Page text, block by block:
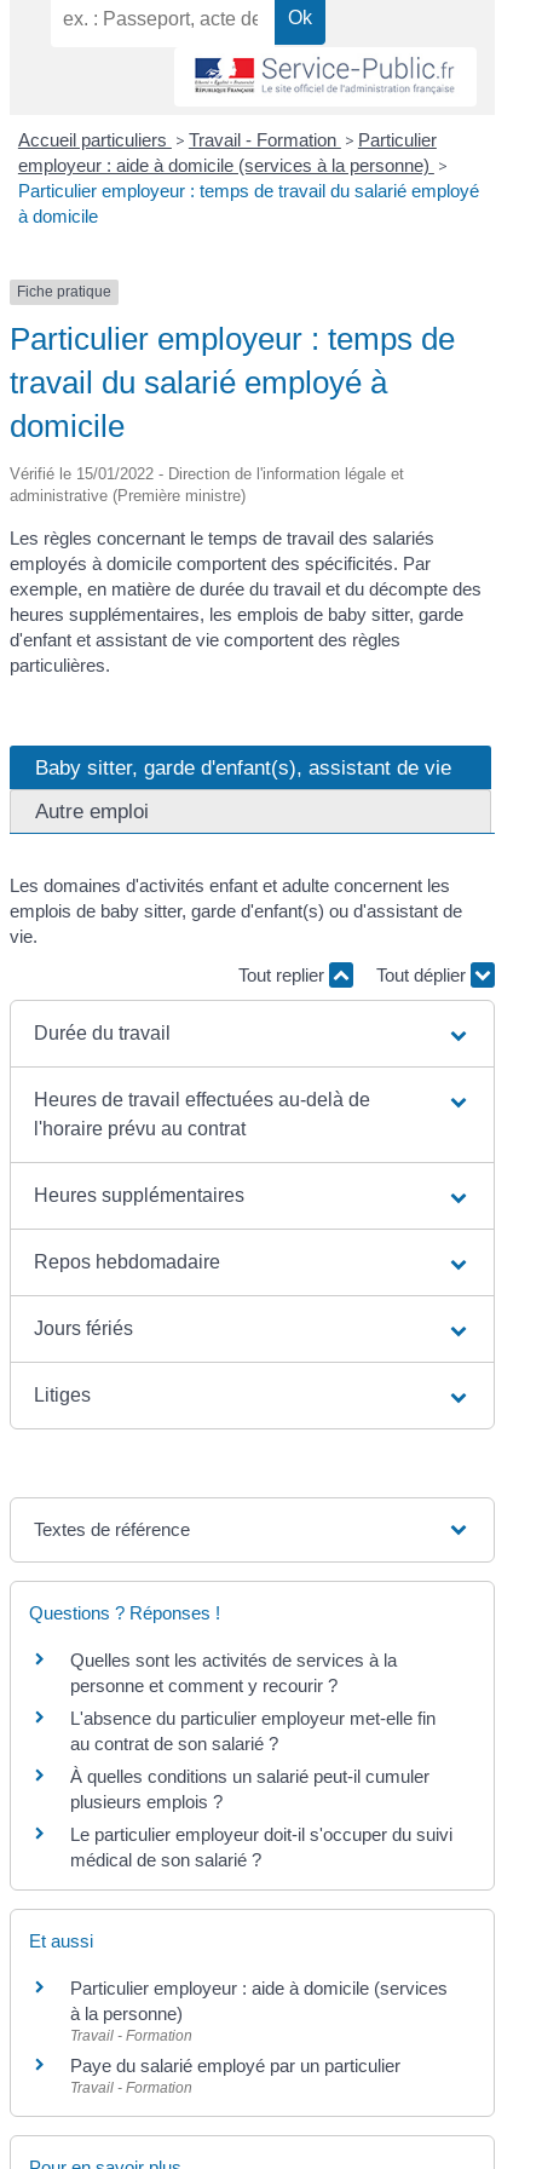
Accueil particuliers > Travail - Formation > Particulier
employeur : aide à domicile (services à la personne) >
Particulier employeur : temps de travail du salarié employé
à domicile
Fiche pratique
Particulier employeur : temps de
travail du salarié employé à
domicile
Vérifié le 15/01/2022 - Direction de l'information légale et
administrative (Première ministre)
Les règles concernant le temps de travail des salariés
employés à domicile comportent des spécificités. Par
exemple, en matière de durée du travail et du décompte des
heures supplémentaires, les emplois de baby sitter, garde
d'enfant et assistant de vie comportent des règles
particulières.
Baby sitter, garde d'enfant(s), assistant de vie
Autre emploi
Les domaines d'activités enfant et adulte concernent les
emplois de baby sitter, garde d'enfant(s) ou d'assistant de
vie.
Tout replier
Tout déplier
Durée du travail
Heures de travail effectuées au-delà de
l'horaire prévu au contrat
Heures supplémentaires
Repos hebdomadaire
Jours fériés
Litiges
Textes de référence
Questions ? Réponses !
Quelles sont les activités de services à la
personne et comment y recourir ?
L'absence du particulier employeur met-elle fin
au contrat de son salarié ?
À quelles conditions un salarié peut-il cumuler
plusieurs emplois ?
Le particulier employeur doit-il s'occuper du suivi
médical de son salarié ?
Et aussi
Particulier employeur : aide à domicile (services
à la personne)
Travail - Formation
Paye du salarié employé par un particulier
Travail - Formation